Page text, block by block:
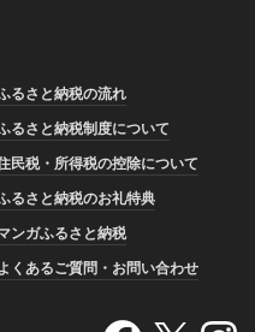
るさと納税の流れ
るさと納税制度について
民税・所得税の控除について
るさと納税のお礼特典
ンガふるさと納税
くあるご質問・お問い合わせ